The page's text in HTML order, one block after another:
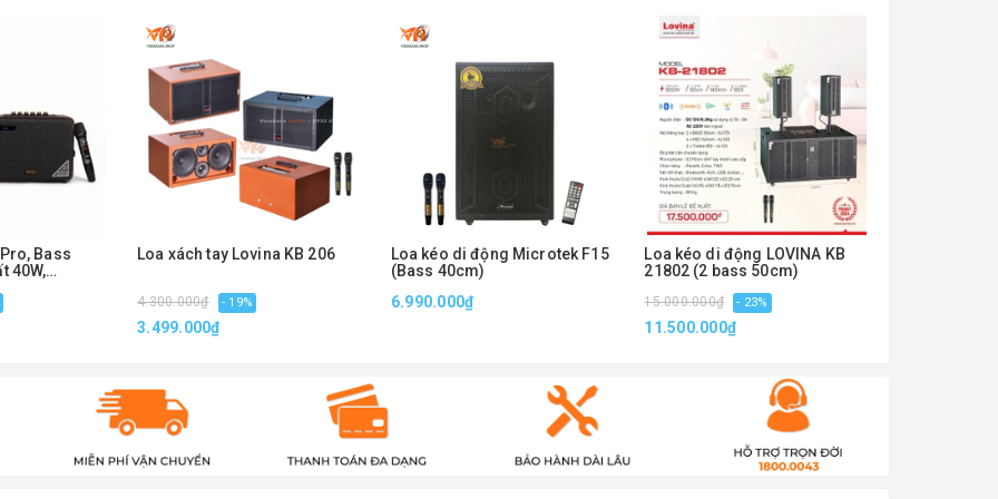
dây
Bass
40W,
Loa xách tay Lovina KB 206
4.300.000₫ - 19%
3.499.000₫
Loa kéo di động Microtek F15
(Bass 40cm)
6.990.000₫
Loa kéo di động LOVINA KB
21802 (2 bass 50cm)
15.000.000₫ - 23%
11.500.000₫